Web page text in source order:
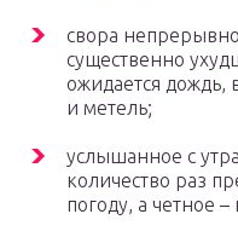
свора
существенно
ожидается дождь,
и метель;
услышанное с
количество раз
погоду, а четное –